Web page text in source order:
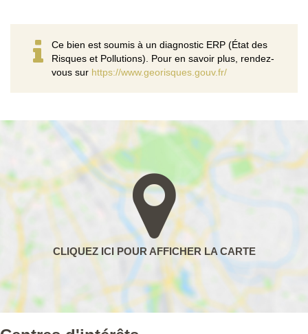
Ce bien est soumis à un diagnostic ERP (État des
Risques et Pollutions). Pour en savoir plus, rendez-
vous sur https://www.georisques.gouv.fr/